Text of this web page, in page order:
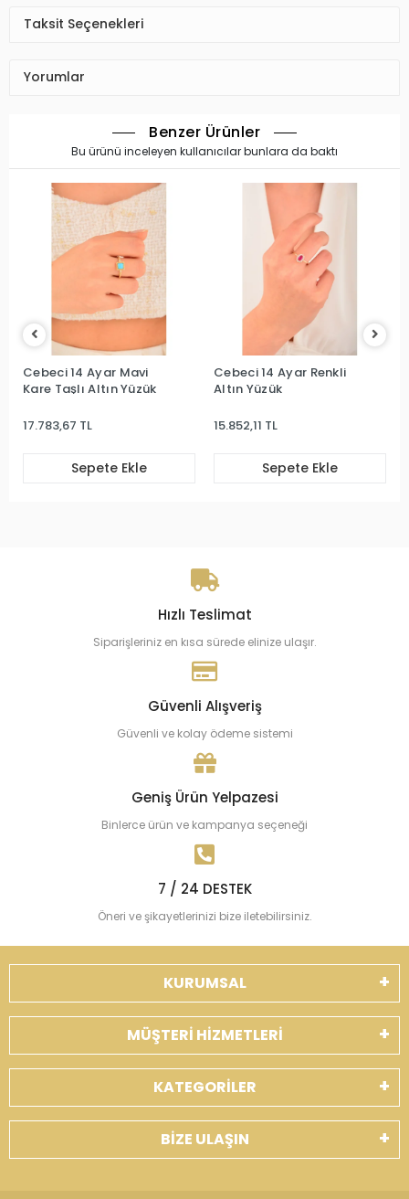
Taksit Seçenekleri
Yorumlar
Benzer Ürünler
Bu ürünü inceleyen kullanıcılar bunlara da baktı
Cebeci 14 Ayar Mavi
Kare Taşlı Altın Yüzük
17.783,67 TL
Sepete Ekle
Cebeci 14 Ayar Renkli
Altın Yüzük
15.852,11 TL
Sepete Ekle
Hızlı Teslimat
Siparişleriniz en kısa sürede elinize ulaşır.
Güvenli Alışveriş
Güvenli ve kolay ödeme sistemi
Geniş Ürün Yelpazesi
Binlerce ürün ve kampanya seçeneği
7 / 24 DESTEK
Öneri ve şikayetlerinizi bize iletebilirsiniz.
KURUMSAL
MÜŞTERİ HİZMETLERİ
KATEGORİLER
BİZE ULAŞIN